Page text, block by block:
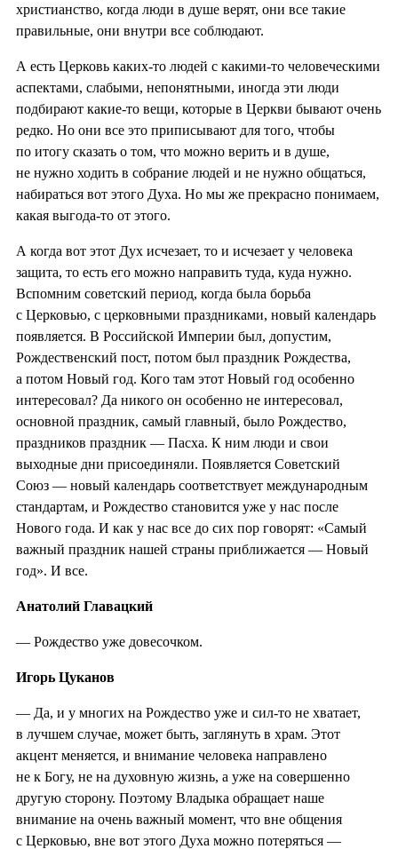
христианство, когда люди в душе верят, они все такие
правильные, они внутри все соблюдают.
А есть Церковь каких-то людей с какими-то человеческими
аспектами, слабыми, непонятными, иногда эти люди
подбирают какие-то вещи, которые в Церкви бывают очень
редко. Но они все это приписывают для того, чтобы
по итогу сказать о том, что можно верить и в душе,
не нужно ходить в собрание людей и не нужно общаться,
набираться вот этого Духа. Но мы же прекрасно понимаем,
какая выгода-то от этого.
А когда вот этот Дух исчезает, то и исчезает у человека
защита, то есть его можно направить туда, куда нужно.
Вспомним советский период, когда была борьба
с Церковью, с церковными праздниками, новый календарь
появляется. В Российской Империи был, допустим,
Рождественский пост, потом был праздник Рождества,
а потом Новый год. Кого там этот Новый год особенно
интересовал? Да никого он особенно не интересовал,
основной праздник, самый главный, было Рождество,
праздников праздник — Пасха. К ним люди и свои
выходные дни присоединяли. Появляется Советский
Союз — новый календарь соответствует международным
стандартам, и Рождество становится уже у нас после
Нового года. И как у нас все до сих пор говорят: «Самый
важный праздник нашей страны приближается — Новый
год». И все.
Анатолий Главацкий
— Рождество уже довесочком.
Игорь Цуканов
— Да, и у многих на Рождество уже и сил-то не хватает,
в лучшем случае, может быть, заглянуть в храм. Этот
акцент меняется, и внимание человека направлено
не к Богу, не на духовную жизнь, а уже на совершенно
другую сторону. Поэтому Владыка обращает наше
внимание на очень важный момент, что вне общения
с Церковью, вне вот этого Духа можно потеряться —